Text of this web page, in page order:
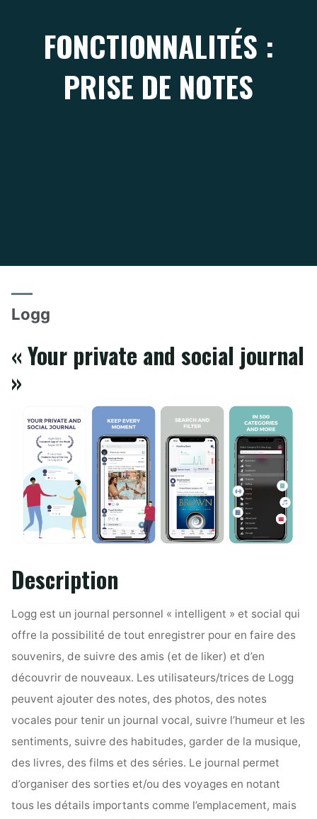
FONCTIONNALITÉS :
PRISE DE NOTES
Logg
« Your private and social journal
»
Description
Logg est un journal personnel « intelligent » et social qui
offre la possibilité de tout enregistrer pour en faire des
souvenirs, de suivre des amis (et de liker) et d’en
découvrir de nouveaux. Les utilisateurs/trices de Logg
peuvent ajouter des notes, des photos, des notes
vocales pour tenir un journal vocal, suivre l’humeur et les
sentiments, suivre des habitudes, garder de la musique,
des livres, des films et des séries. Le journal permet
d’organiser des sorties et/ou des voyages en notant
tous les détails importants comme l’emplacement, mais